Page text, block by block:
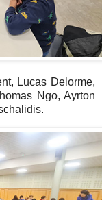
Lucas Delorme,
Ngo, Ayrton